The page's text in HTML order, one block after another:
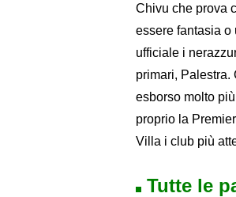
Chivu che prova
essere fantasia o
ufficiale i
primari, Palestra.
esborso molto
proprio la
Villa i club più
Tutte le